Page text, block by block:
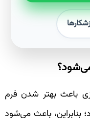
باعث بهتر شدن فرم
باعث می‌شود